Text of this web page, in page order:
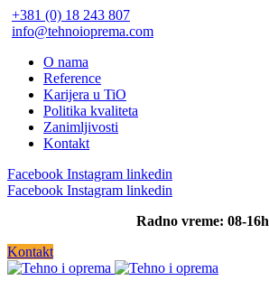
+381 (0) 18 243 807
info@tehnoioprema.com
O nama
Reference
Karijera u TiO
Politika kvaliteta
Zanimljivosti
Kontakt
Facebook Instagram linkedin
Facebook Instagram linkedin
Radno vreme: 08-16h
Kontakt